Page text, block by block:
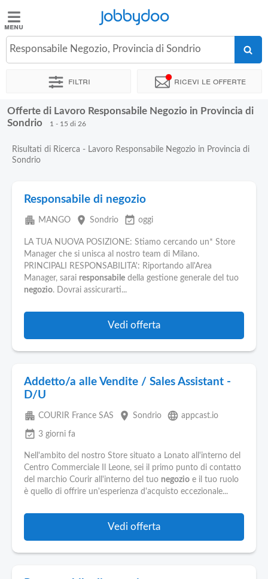
Jobbydoo
Offerte
Stipendi
Elenco
Blog
Pubblica
Offerte
Jobbydoo
Responsabile Negozio, Provincia di Sondrio
Filtri Ricevi le offerte
Offerte di Lavoro Responsabile Negozio in Provincia di
Sondrio
1 - 15 di 26
Risultati di Ricerca - Lavoro Responsabile Negozio in Provincia di
Sondrio
Responsabile di negozio
apartment MANGO place Sondrio event_available oggi
LA TUA NUOVA POSIZIONE: Stiamo cercando un* Store
Manager che si unisca al nostro team di Milano.
PRINCIPALI RESPONSABILITA': Riportando all'Area
Manager, sarai responsabile della gestione generale del tuo
negozio. Dovrai assicurarti...
Vedi offerta
Addetto/a alle Vendite / Sales Assistant -
D/U
apartment COURIR France SAS place Sondrio language appcast.io
event_available 3 giorni fa
Nell'ambito del nostro Store situato a Lonato all'interno del
Centro Commerciale Il Leone, sei il primo punto di contatto
del marchio Courir all'interno del tuo negozio e il tuo ruolo
è quello di offrire un'esperienza d'acquisto eccezionale...
Vedi offerta